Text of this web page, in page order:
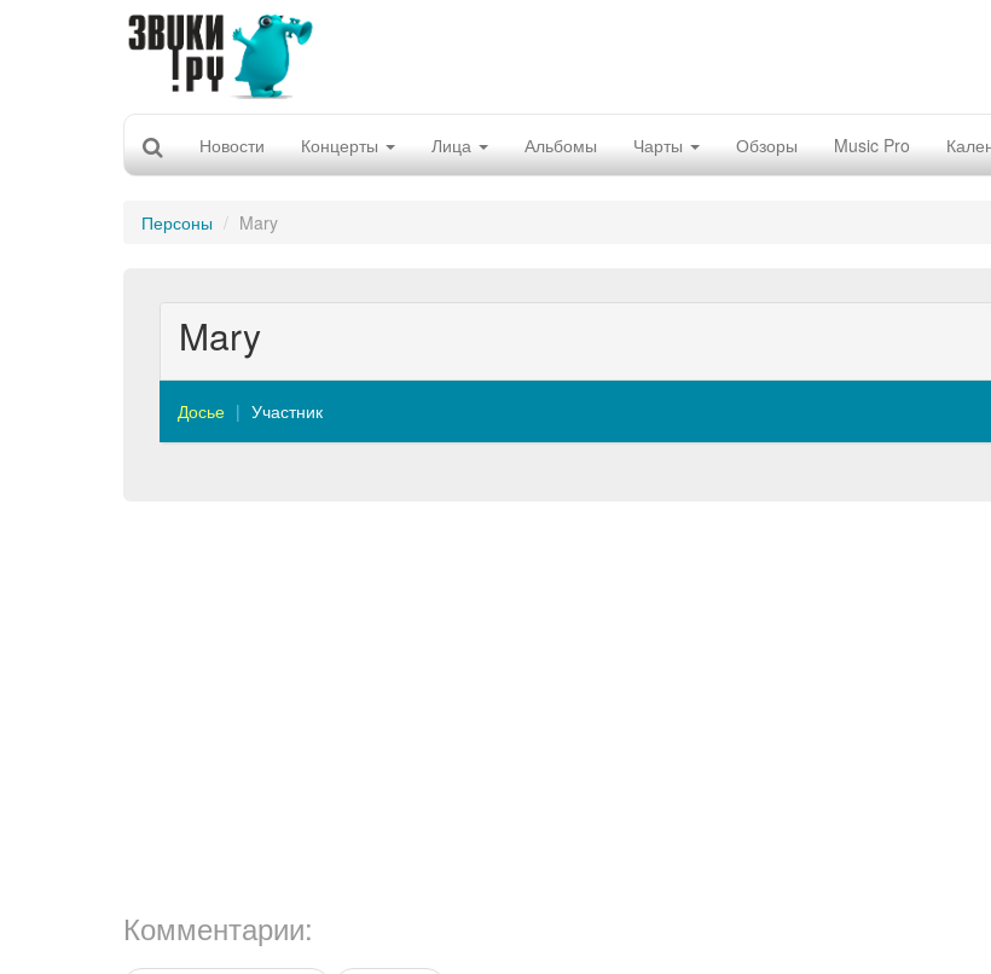
Новости Концерты Лица Альбомы Чарты Обзоры Music Pro
Персоны Mary
Mary
Досье Участник
Комментарии: